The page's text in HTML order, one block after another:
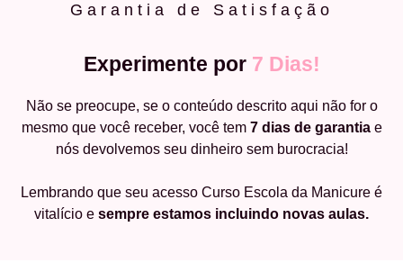
Garantia de Satisfação
Experimente por 7 Dias!
Não se preocupe, se o conteúdo descrito aqui não for o
mesmo que você receber, você tem 7 dias de garantiae
nós devolvemos seu dinheiro sem burocracia!
Lembrando que seu acesso Curso Escola da Manicure é
vitalício e sempre estamos incluindo novas aulas.